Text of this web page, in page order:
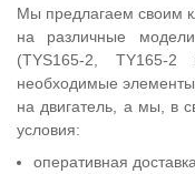
Мы предлагаем своим
на различные
(TYS165-2, TY165-
необходимые элементы
на двигатель, а мы, в
условия:
оперативная